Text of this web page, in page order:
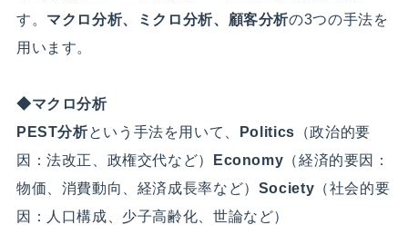
す。 マクロ分析、ミクロ分析、顧客分析の3つの手法を
用います。
◆マクロ分析
PEST分析という手法を用いて、 Politics （政治的要
因：法改正、政権交代など）
Economy （経済的要因：
物価、消費動向、経済成長率など） Society （社会的要
因：人口構成、少子高齢化、世論など）